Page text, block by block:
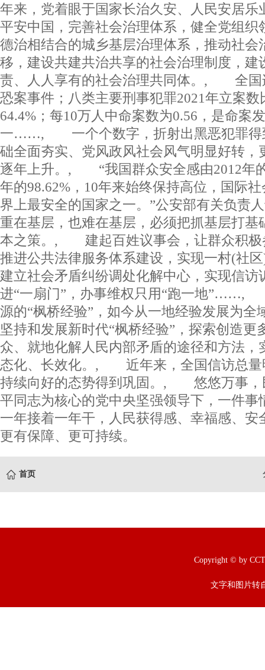
年来，党着眼于国家长治久安、人民安居乐
平安中国，完善社会治理体系，健全党组织
德治相结合的城乡基层治理体系，推动社会
移，建设共建共治共享的社会治理制度，建
责、人人享有的社会治理共同体。, 全国
恐案事件；八类主要刑事犯罪2021年立案数
64.4%；每10万人中命案数为0.56，是命案
一……, 一个个数字，折射出黑恶犯罪得
础全面夯实、党风政风社会风气明显好转，
逐年上升。, “我国群众安全感由2012年
年的98.62%，10年来始终保持高位，国际
界上最安全的国家之一。”公安部有关负
重在基层，也难在基层，必须把抓基层打基
本之策。, 建起百姓议事会，让群众积极
推进公共法律服务体系建设，实现一村(社
建立社会矛盾纠纷调处化解中心，实现信访
进“一扇门”，办事维权只用“跑一地”……,
源的“枫桥经验”，如今从一地经验发展为全
坚持和发展新时代“枫桥经验”，探索创造更
众、就地化解人民内部矛盾的途径和方法，
态化、长效化。, 近年来，全国信访总量
持续向好的态势得到巩固。, 悠悠万事，
平同志为核心的党中央坚强领导下，一件事
一年接着一年干，人民获得感、幸福感、安
更有保障、更可持续。
首页
Copyright © by
文字和图片转